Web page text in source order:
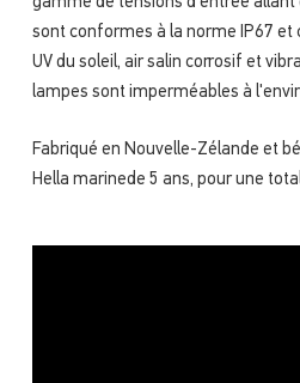
sont conformes à la norme IP67
UV du soleil, air salin corrosif et
lampes sont imperméables à
Fabriqué en Nouvelle-Zélande et
Hella marinede 5 ans, pour une